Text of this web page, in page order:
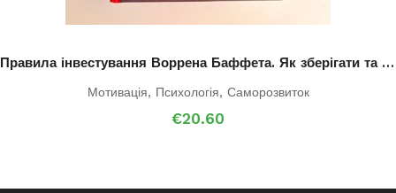
Правила інвестування Воррена Баффета. Як зберігати та примножувати капітал
Мотивація, Психологія, Саморозвиток
€20.60